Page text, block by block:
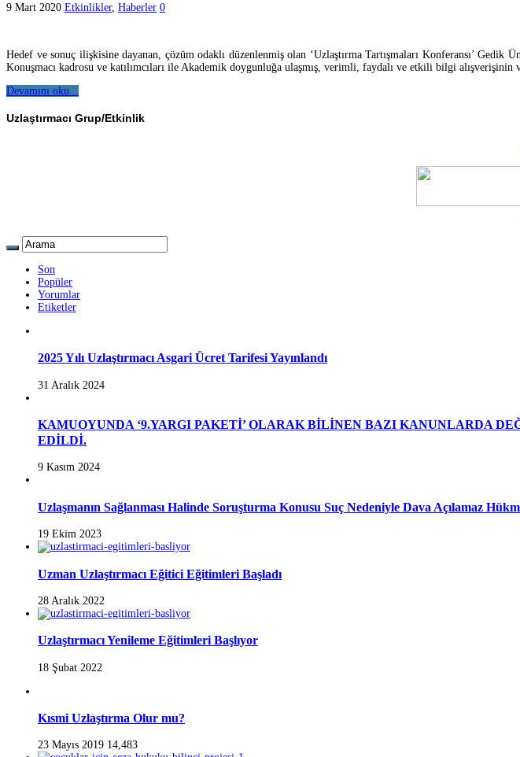
9 Mart 2020 Etkinlikler, Haberler 0
Hedef ve sonuç ilişkisine dayanan, çözüm odaklı düzenlenmiş olan ‘Uzlaştırma Tartışmaları Konferansı’
Konuşmacı kadrosu ve katılımcıları ile Akademik doygunluğa ulaşmış, verimli, faydalı ve etkili bilgi
Devamını oku...
Uzlaştırmacı Grup/Etkinlik
Son
Popüler
Yorumlar
Etiketler
2025 Yılı Uzlaştırmacı Asgari Ücret Tarifesi Yayınlandı
31 Aralık 2024
KAMUOYUNDA ‘9.YARGI PAKETİ’ OLARAK BİLİNEN BAZI KANUNLARDA
EDİLDİ.
9 Kasım 2024
Uzlaşmanın Sağlanması Halinde Soruşturma Konusu Suç Nedeniyle Dava Açılamaz
19 Ekim 2023
Uzman Uzlaştırmacı Eğitici Eğitimleri Başladı
28 Aralık 2022
Uzlaştırmacı Yenileme Eğitimleri Başlıyor
18 Şubat 2022
Kısmi Uzlaştırma Olur mu?
23 Mayıs 2019 14,483